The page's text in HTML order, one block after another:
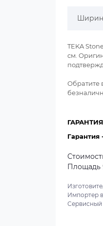
TEKA
см.
Обратите
ГАРАНТИЯ
Гарантия
Площадь
Импортер
Сервисный